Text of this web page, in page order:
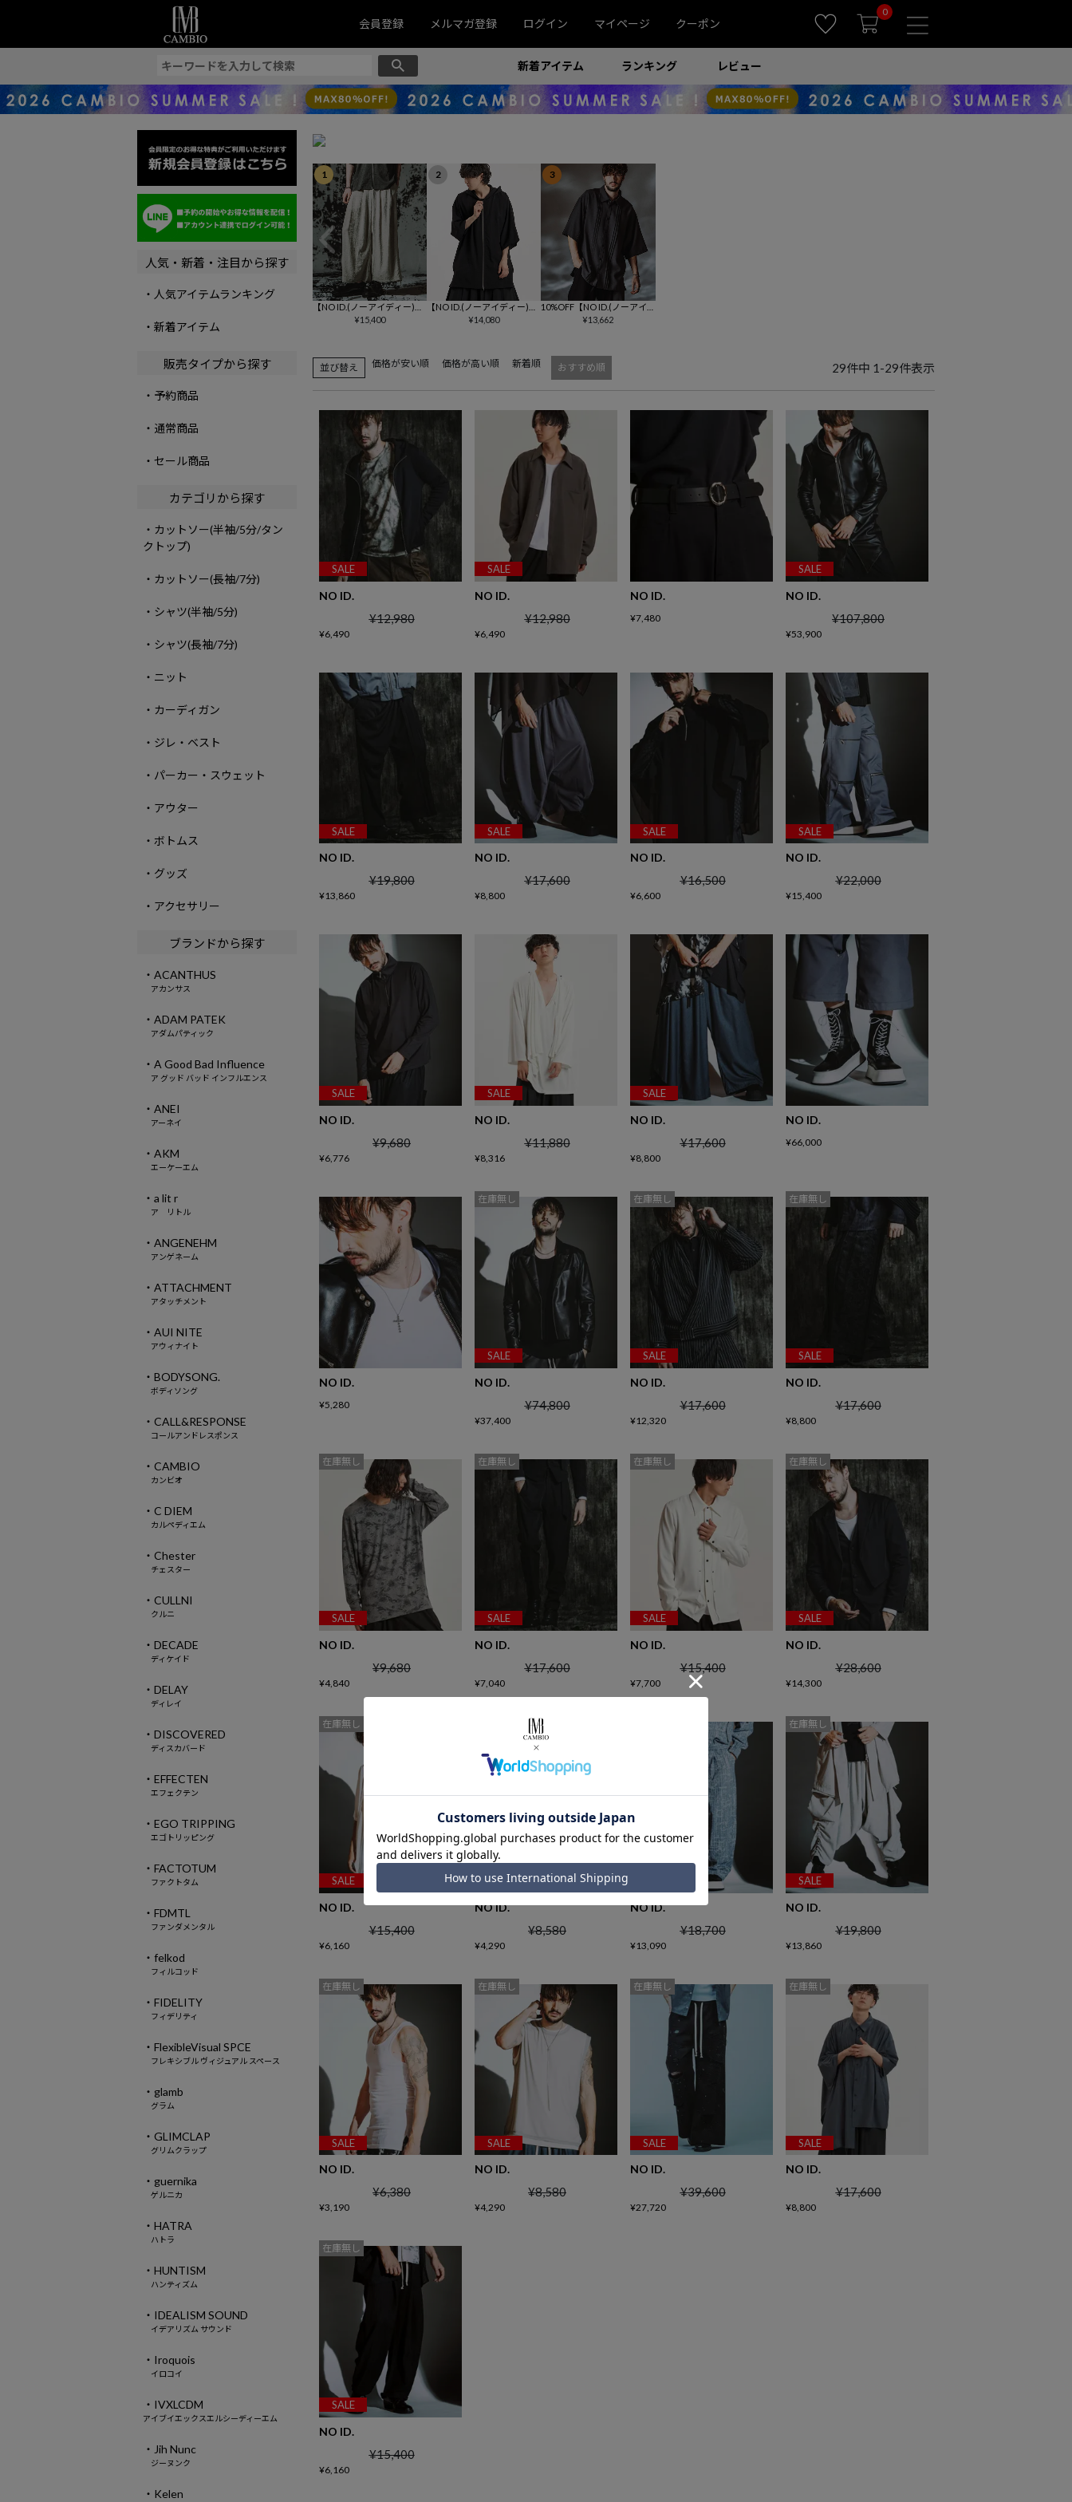
会員登録 メルマガ登録 ログイン マイページ クーポン
0
新着アイテム ランキング レビュー
1
【NO ID.(ノーアイディー)】
2ﾀｯｸｲｰｼﾞｰﾊﾞｷﾞｰﾄﾗｳｻﾞｰｽﾞ
¥15,400
2
【NO ID.(ノーアイディー)】
ﾘﾈﾝﾀｯﾁﾌｰﾄﾞﾄﾞﾙﾏﾝBIG-ZIP S
¥14,080
3
10%OFF【NO ID.(ノーアイ
ディー)】ﾌﾛﾝﾄﾀｯｸﾊｰﾌｽﾘｰﾌﾞ
¥13,662
並び替え 価格が安い順 価格が高い順 新着順 おすすめ順 29件中 1 -29件表示
SALE
NO ID.
¥12,980
¥6,490
SALE
NO ID.
¥12,980
¥6,490
NO ID.
¥7,480
SALE
NO ID.
¥107,800
¥53,900
SALE
NO ID.
¥19,800
¥13,860
SALE
NO ID.
¥17,600
¥8,800
SALE
NO ID.
¥16,500
¥6,600
SALE
NO ID.
¥22,000
¥15,400
SALE
NO ID.
¥9,680
¥6,776
SALE
NO ID.
¥11,880
¥8,316
SALE
NO ID.
¥17,600
¥8,800
NO ID.
¥66,000
NO ID.
¥5,280
SALE
NO ID.
¥74,800
¥37,400
在庫無し
SALE
NO ID.
¥17,600
¥12,320
在庫無し
SALE
NO ID.
¥17,600
¥8,800
在庫無し
SALE
NO ID.
¥9,680
¥4,840
在庫無し
SALE
NO ID.
¥17,600
¥7,040
在庫無し
SALE
NO ID.
¥15,400
¥7,700
在庫無し
SALE
NO ID.
¥28,600
¥14,300
在庫無し
SALE
NO ID.
¥15,400
¥6,160
在庫無し
SALE
NO ID.
¥8,580
¥4,290
NO ID.
¥18,700
¥13,090
SALE
NO ID.
¥19,800
¥13,860
在庫無し
SALE
NO ID.
¥6,380
¥3,190
在庫無し
SALE
NO ID.
¥8,580
¥4,290
在庫無し
SALE
NO ID.
¥39,600
¥27,720
在庫無し
SALE
NO ID.
¥17,600
¥8,800
在庫無し
SALE
NO ID.
¥15,400
¥6,160
在庫無し
人気・新着・注目から探す
・人気アイテムランキング
・新着アイテム
販売タイプから探す
・予約商品
・通常商品
・セール商品
カテゴリから探す
・カットソー(半袖/5分/タン
クトップ)
・カットソー(長袖/7分)
・シャツ(半袖/5分)
・シャツ(長袖/7分)
・ニット
・カーディガン
・ジレ・ベスト
・パーカー・スウェット
・アウター
・ボトムス
・グッズ
・アクセサリー
ブランドから探す
・ACANTHUS
アカンサス
・ADAM PATEK
アダムパティック
・A Good Bad Influence
ア グッド バッド インフルエンス
・ANEI
アーネイ
・AKM
エーケーエム
・a lit r
ア リトル
・ANGENEHM
アンゲネーム
・ATTACHMENT
アタッチメント
・AUI NITE
アウィナイト
・BODYSONG.
ボディソング
・CALL&RESPONSE
コールアンドレスポンス
・CAMBIO
カンビオ
・C DIEM
カルペディエム
・Chester
チェスター
・CULLNI
クルニ
・DECADE
ディケイド
・DELAY
ディレイ
・DISCOVERED
ディスカバード
・EFFECTEN
エフェクテン
・EGO TRIPPING
エゴトリッピング
・FACTOTUM
ファクトタム
・FDMTL
ファンダメンタル
・felkod
フィルコッド
・FIDELITY
フィデリティ
・FlexibleVisual SPCE
フレキシブル ヴィジュアル スペース
・glamb
グラム
・GLIMCLAP
グリムクラップ
・guernika
ゲルニカ
・HATRA
ハトラ
・HUNTISM
ハンティズム
・IDEALISM SOUND
イデアリズム サウンド
・Iroquois
イロコイ
・IVXLCDM
アイブイエックスエルシーディーエム
・Jih Nunc
ジーヌンク
・Kelen